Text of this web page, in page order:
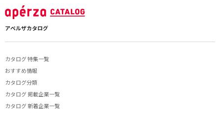
アペルザカタログ
カタログ 特集一覧
おすすめ情報
カタログ分類
カタログ 掲載企業一覧
カタログ 新着企業一覧